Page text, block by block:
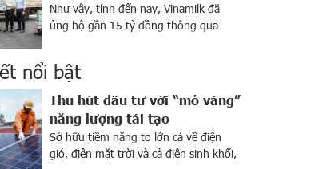
Như vậy, tính đến nay, Vinamilk đã
ủng hộ gần 15 tỷ đồng thông qua
đầu chống dịch của Trung ương và các
tỉnh, thành trên cả nước. Việc tăng
cường về dinh dưỡng cần được thực
hiện thường […]
nổi bật
Thu hút đầu tư với “mỏ vàng”
năng lượng tái tạo
Sở hữu tiềm năng to lớn cả về điện
gió, điện mặt trời và cả điện sinh khối,